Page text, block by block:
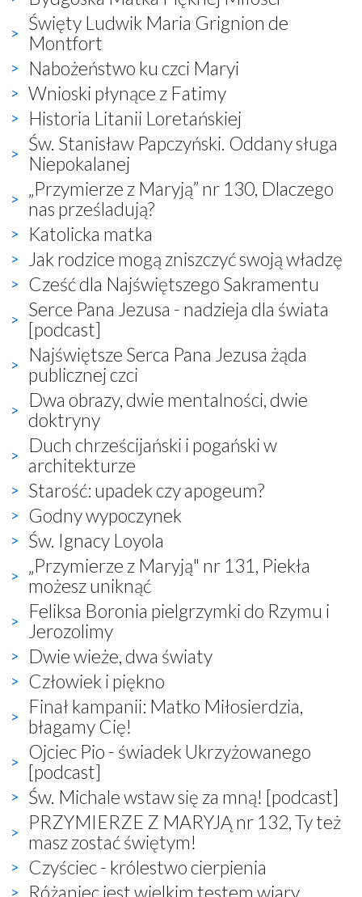
Święty Ludwik Maria Grignion de
Montfort
Nabożeństwo ku czci Maryi
Wnioski płynące z Fatimy
Historia Litanii Loretańskiej
Św. Stanisław Papczyński. Oddany sługa
Niepokalanej
„Przymierze z Maryją” nr 130, Dlaczego
nas prześladują?
Katolicka matka
Jak rodzice mogą zniszczyć swoją władzę
Cześć dla Najświętszego Sakramentu
Serce Pana Jezusa - nadzieja dla świata
[podcast]
Najświętsze Serca Pana Jezusa żąda
publicznej czci
Dwa obrazy, dwie mentalności, dwie
doktryny
Duch chrześcijański i pogański w
architekturze
Starość: upadek czy apogeum?
Godny wypoczynek
Św. Ignacy Loyola
„Przymierze z Maryją" nr 131, Piekła
możesz uniknąć
Feliksa Boronia pielgrzymki do Rzymu i
Jerozolimy
Dwie wieże, dwa światy
Człowiek i piękno
Finał kampanii: Matko Miłosierdzia,
błagamy Cię!
Ojciec Pio - świadek Ukrzyżowanego
[podcast]
Św. Michale wstaw się za mną! [podcast]
PRZYMIERZE Z MARYJĄ nr 132, Ty też
masz zostać świętym!
Czyściec - królestwo cierpienia
Różaniec jest wielkim testem wiary